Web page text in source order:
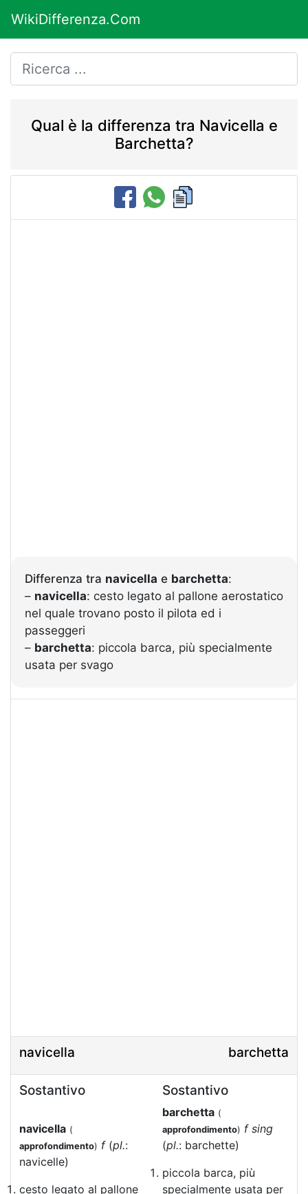
WikiDifferenza.Com
Qual è la differenza tra Navicella e
Barchetta?
Differenza tra navicella e barchetta:
– navicella: cesto legato al pallone aerostatico
nel quale trovano posto il pilota ed i
passeggeri
– barchetta: piccola barca, più specialmente
usata per svago
navicella barchetta
Sostantivo
navicella (
approfondimento) f(pl.:
navicelle)
cesto legato al pallone
Sostantivo
barchetta (
approfondimento) f sing
(pl.: barchette)
piccola barca, più
specialmente usata per